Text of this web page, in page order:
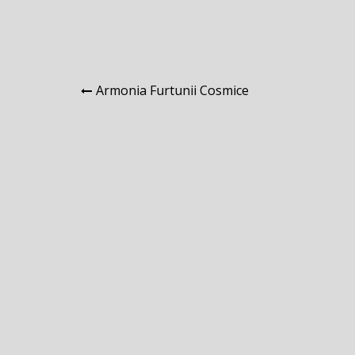
Navigare
Armonia Furtunii Cosmice